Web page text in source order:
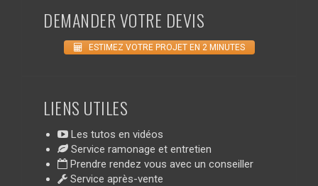
DEMANDER VOTRE DEVIS
ESTIMEZ VOTRE PROJET EN 2 MINUTES
LIENS UTILES
Les tutos en vidéos
Service ramonage et entretien
Prendre rendez vous avec un conseiller
Service après-vente